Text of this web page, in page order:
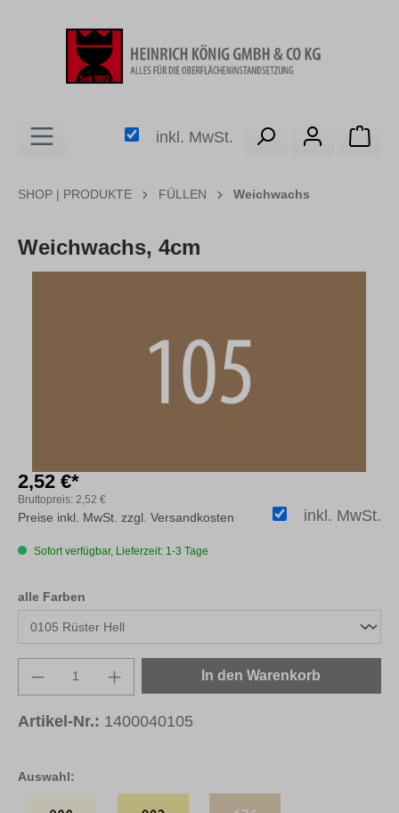
inkl. MwSt.
SHOP | PRODUKTE FÜLLEN Weichwachs
Weichwachs, 4cm
Auswahl:
2,52 €*
Bruttopreis: 2,52 €
inkl. MwSt.
Preise inkl. MwSt. zzgl. Versandkosten
Sofort verfügbar, Lieferzeit: 1-3 Tage
alle Farben
Produkt Anzahl: Gib den gewünschten
In den Warenkorb
Artikel-Nr.: 1400040105